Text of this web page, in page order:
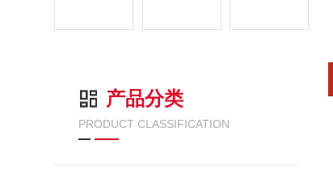
产品分类
PRODUCT CLASSIFICATION